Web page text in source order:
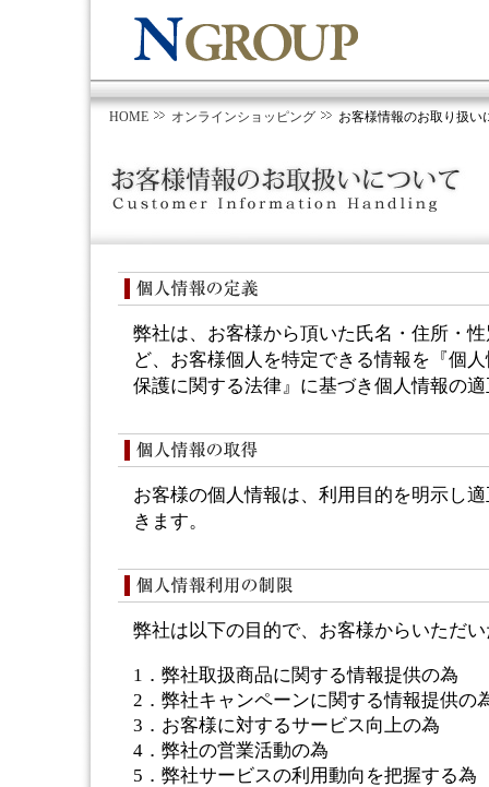
HOME オンラインショッピング お客様情報のお取り扱い
弊社は、お客様から頂いた氏名・住所・
ど、お客様個人を特定できる情報を『個
保護に関する法律』に基づき個人情報の
お客様の個人情報は、利用目的を明示し
きます。
弊社は以下の目的で、お客様からいただい
1．弊社取扱商品に関する情報提供の為
2．弊社キャンペーンに関する情報提供の
3．お客様に対するサービス向上の為
4．弊社の営業活動の為
5．弊社サービスの利用動向を把握する為